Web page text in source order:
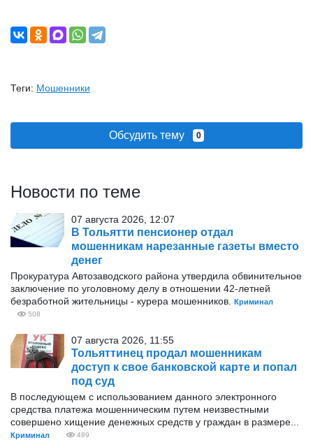
Теги: Мошенники
Обсудить тему 0
Новости по теме
07 августа 2026, 12:07
В Тольятти пенсионер отдал
мошенникам нарезанные газеты вместо
денег
Прокуратура Автозаводского района утвердила обвинительное
заключение по уголовному делу в отношении 42-летней
безработной жительницы - курера мошенников.
Криминал
508
07 августа 2026, 11:55
Тольяттинец продал мошенникам
доступ к свое банковской карте и попал
под суд
В последующем с использованием данного электронного
средства платежа мошенническим путем неизвестными
совершено хищение денежных средств у граждан в размере...
Криминал 489